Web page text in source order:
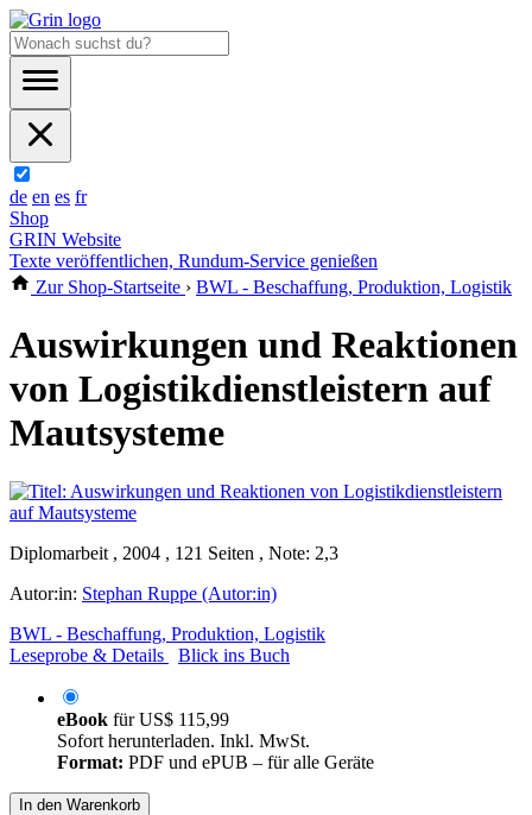
de en es fr
Shop
GRIN Website
Texte veröffentlichen, Rundum-Service genießen
Zur Shop-Startseite › BWL - Beschaffung, Produktion, Logistik
Auswirkungen und Reaktionen
von Logistikdienstleistern auf
Mautsysteme
Diplomarbeit , 2004 , 121 Seiten , Note: 2,3
Autor:in: Stephan Ruppe (Autor:in)
BWL - Beschaffung, Produktion, Logistik
Leseprobe & Details
Blick ins Buch
eBook fürUS$ 115,99
Sofort herunterladen. Inkl. MwSt.
Format: PDF und ePUB – für alle Geräte
In den Warenkorb